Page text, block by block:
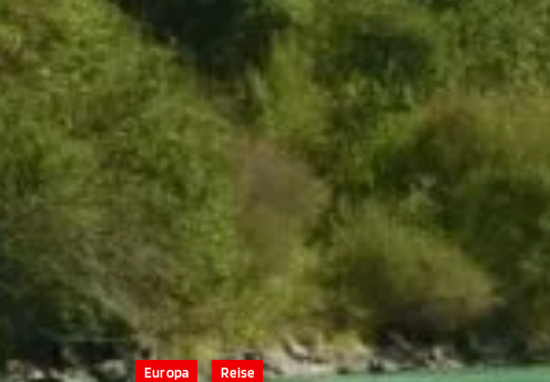
Europa Reise